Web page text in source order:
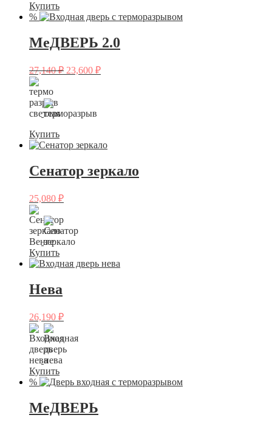
Купить
%
МеДВЕРЬ 2.0
27,140₽ 23,600 ₽
Купить
Сенатор зеркало
25,080 ₽
Купить
Нева
26,190 ₽
Купить
%
МеДВЕРЬ